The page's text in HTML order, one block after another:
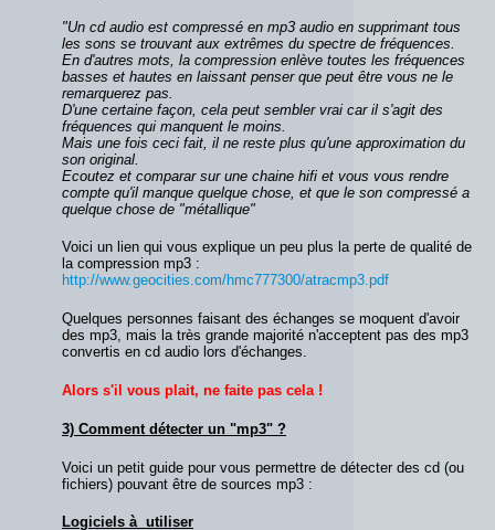
"Un cd audio est compressé en mp3 audio en supprimant tous
les sons se trouvant aux extrêmes du spectre de fréquences.
En d'autres mots, la compression enlève toutes les fréquences
basses et hautes en laissant penser que peut être vous ne le
remarquerez pas.
D'une certaine façon, cela peut sembler vrai car il s'agit des
fréquences qui manquent le moins.
Mais une fois ceci fait, il ne reste plus qu'une approximation du
son original.
Ecoutez et comparar sur une chaine hifi et vous vous rendre
compte qu'il manque quelque chose, et que le son compressé a
quelque chose de "métallique"
Voici un lien qui vous explique un peu plus la perte de qualité de
la compression mp3 :
http://www.geocities.com/hmc777300/atracmp3.pdf
Quelques personnes faisant des échanges se moquent d'avoir
des mp3, mais la très grande majorité n'acceptent pas des mp3
convertis en cd audio lors d'échanges.
Alors s'il vous plait, ne faite pas cela !
3) Comment détecter un "mp3" ?
Voici un petit guide pour vous permettre de détecter des cd (ou
fichiers) pouvant être de sources mp3 :
Logiciels à utiliser